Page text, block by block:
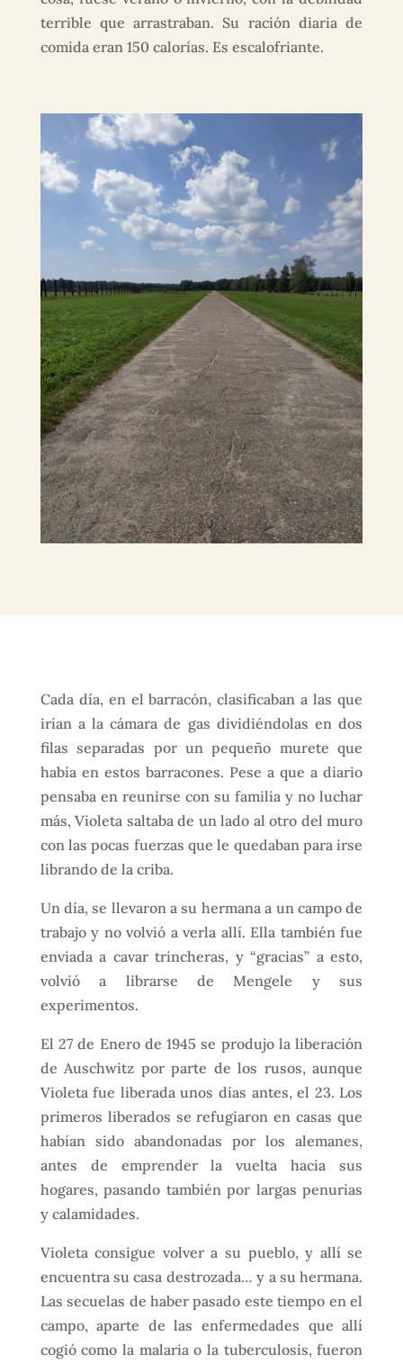
terrible que arrastraban. Su ración diaria de
comida eran 150 calorías. Es escalofriante.
Cada día, en el barracón, clasificaban a las que
irían a la cámara de gas dividiéndolas en dos
filas separadas por un pequeño murete que
había en estos barracones. Pese a que a diario
pensaba en reunirse con su familia y no luchar
más, Violeta saltaba de un lado al otro del muro
con las pocas fuerzas que le quedaban para irse
librando de la criba.
Un día, se llevaron a su hermana a un campo de
trabajo y no volvió a verla allí. Ella también fue
enviada a cavar trincheras, y “gracias” a esto,
volvió a librarse de Mengele y sus
experimentos.
El 27 de Enero de 1945 se produjo la liberación
de Auschwitz por parte de los rusos, aunque
Violeta fue liberada unos días antes, el 23. Los
primeros liberados se refugiaron en casas que
habían sido abandonadas por los alemanes,
antes de emprender la vuelta hacia sus
hogares, pasando también por largas penurias
y calamidades.
Violeta consigue volver a su pueblo, y allí se
encuentra su casa destrozada… y a su hermana.
Las secuelas de haber pasado este tiempo en el
campo, aparte de las enfermedades que allí
cogió como la malaria o la tuberculosis, fueron